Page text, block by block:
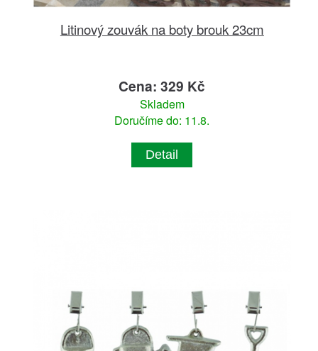
Litinový zouvák na boty brouk 23cm
Cena: 329 Kč
Skladem
Doručíme do: 11.8.
Detail